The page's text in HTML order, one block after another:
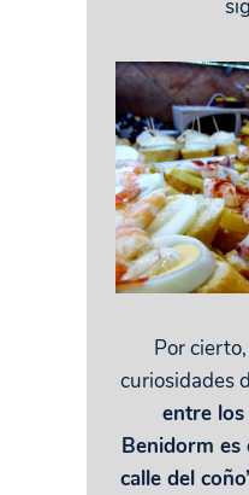
Por
curiosidades
entre
Benidorm es
calle del